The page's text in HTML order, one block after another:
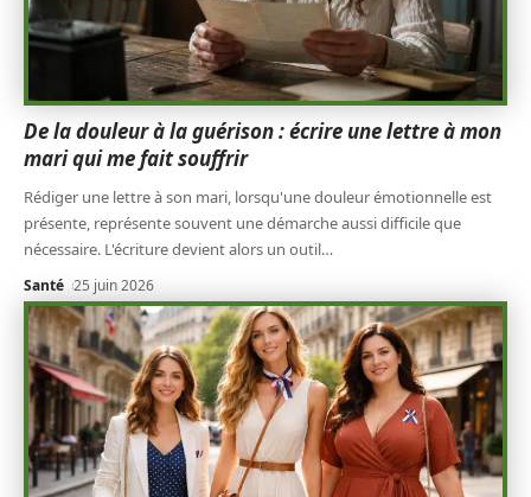
De la douleur à la guérison : écrire une lettre à mon
mari qui me fait souffrir
Rédiger une lettre à son mari, lorsqu'une douleur émotionnelle est
présente, représente souvent une démarche aussi difficile que
nécessaire. L'écriture devient alors un outil…
Santé 25 juin 2026